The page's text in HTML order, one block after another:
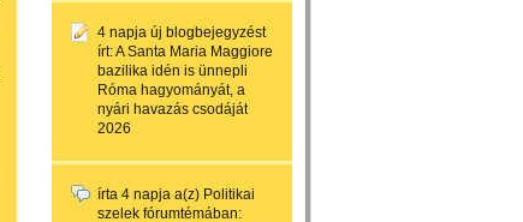
4 napja új blogbejegyzést
írt:A Santa Maria Maggiore
bazilika idén is ünnepli
Róma hagyományát, a
nyári havazás csodáját
2026
írta 4 napja a(z) Politikai
szelek fórumtémában: